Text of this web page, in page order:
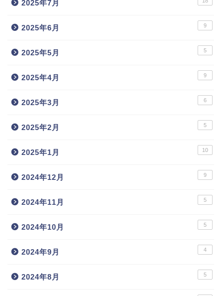
2025年7月
2025年6月 9
2025年5月 5
2025年4月 9
2025年3月 6
2025年2月 5
2025年1月 10
2024年12月 9
2024年11月 5
2024年10月 5
2024年9月 4
2024年8月 5